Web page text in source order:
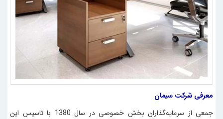
معرفی شرکت سیمان
جمعی از سرمايه‌گذاران بخش خصوصی در سال 1380 با تاسيس این